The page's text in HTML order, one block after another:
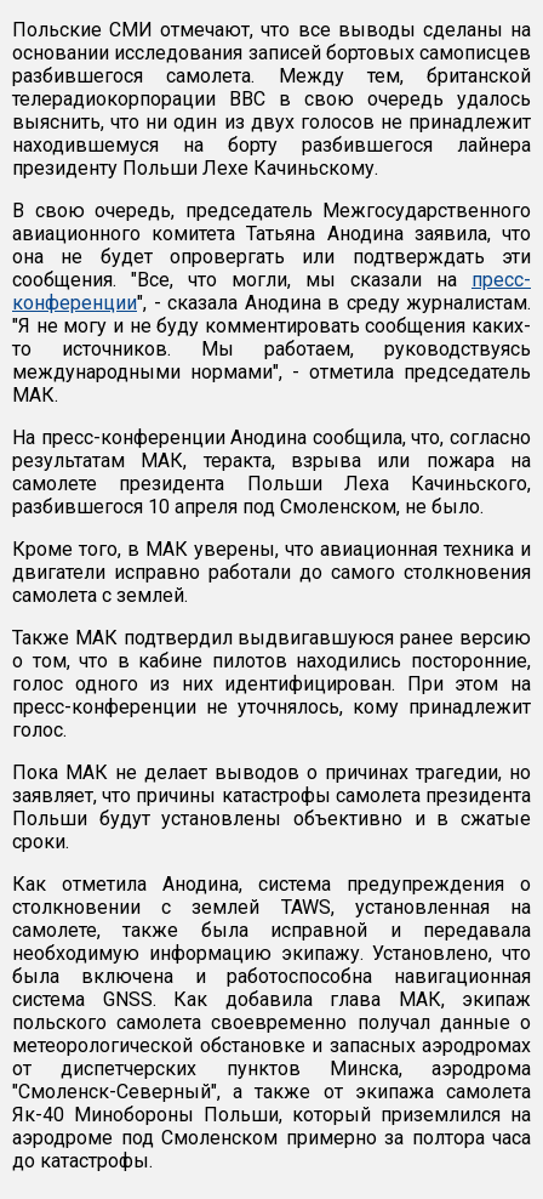
Польские СМИ отмечают, что все выводы сделаны на
основании исследования записей бортовых самописцев
разбившегося самолета. Между тем, британской
телерадиокорпорации BBC в свою очередь удалось
выяснить, что ни один из двух голосов не принадлежит
находившемуся на борту разбившегося лайнера
президенту Польши Лехе Качиньскому.
В свою очередь, председатель Межгосударственного
авиационного комитета Татьяна Анодина заявила, что
она не будет опровергать или подтверждать эти
сообщения. "Все, что могли, мы сказали на пресс-
конференции", - сказала Анодина в среду журналистам.
"Я не могу и не буду комментировать сообщения каких-
то источников. Мы работаем, руководствуясь
международными нормами", - отметила председатель
МАК.
На пресс-конференции Анодина сообщила, что, согласно
результатам МАК, теракта, взрыва или пожара на
самолете президента Польши Леха Качиньского,
разбившегося 10 апреля под Смоленском, не было.
Кроме того, в МАК уверены, что авиационная техника и
двигатели исправно работали до самого столкновения
самолета с землей.
Также МАК подтвердил выдвигавшуюся ранее версию
о том, что в кабине пилотов находились посторонние,
голос одного из них идентифицирован. При этом на
пресс-конференции не уточнялось, кому принадлежит
голос.
Пока МАК не делает выводов о причинах трагедии, но
заявляет, что причины катастрофы самолета президента
Польши будут установлены объективно и в сжатые
сроки.
Как отметила Анодина, система предупреждения о
столкновении с землей TAWS, установленная на
самолете, также была исправной и передавала
необходимую информацию экипажу. Установлено, что
была включена и работоспособна навигационная
система GNSS. Как добавила глава МАК, экипаж
польского самолета своевременно получал данные о
метеорологической обстановке и запасных аэродромах
от диспетчерских пунктов Минска, аэродрома
"Смоленск-Северный", а также от экипажа самолета
Як-40 Минобороны Польши, который приземлился на
аэродроме под Смоленском примерно за полтора часа
до катастрофы.